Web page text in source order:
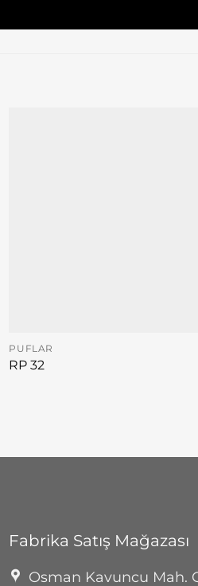
PUFLAR
RP 32
Fabrika Satış Mağazası
Osman Kavuncu Mah.